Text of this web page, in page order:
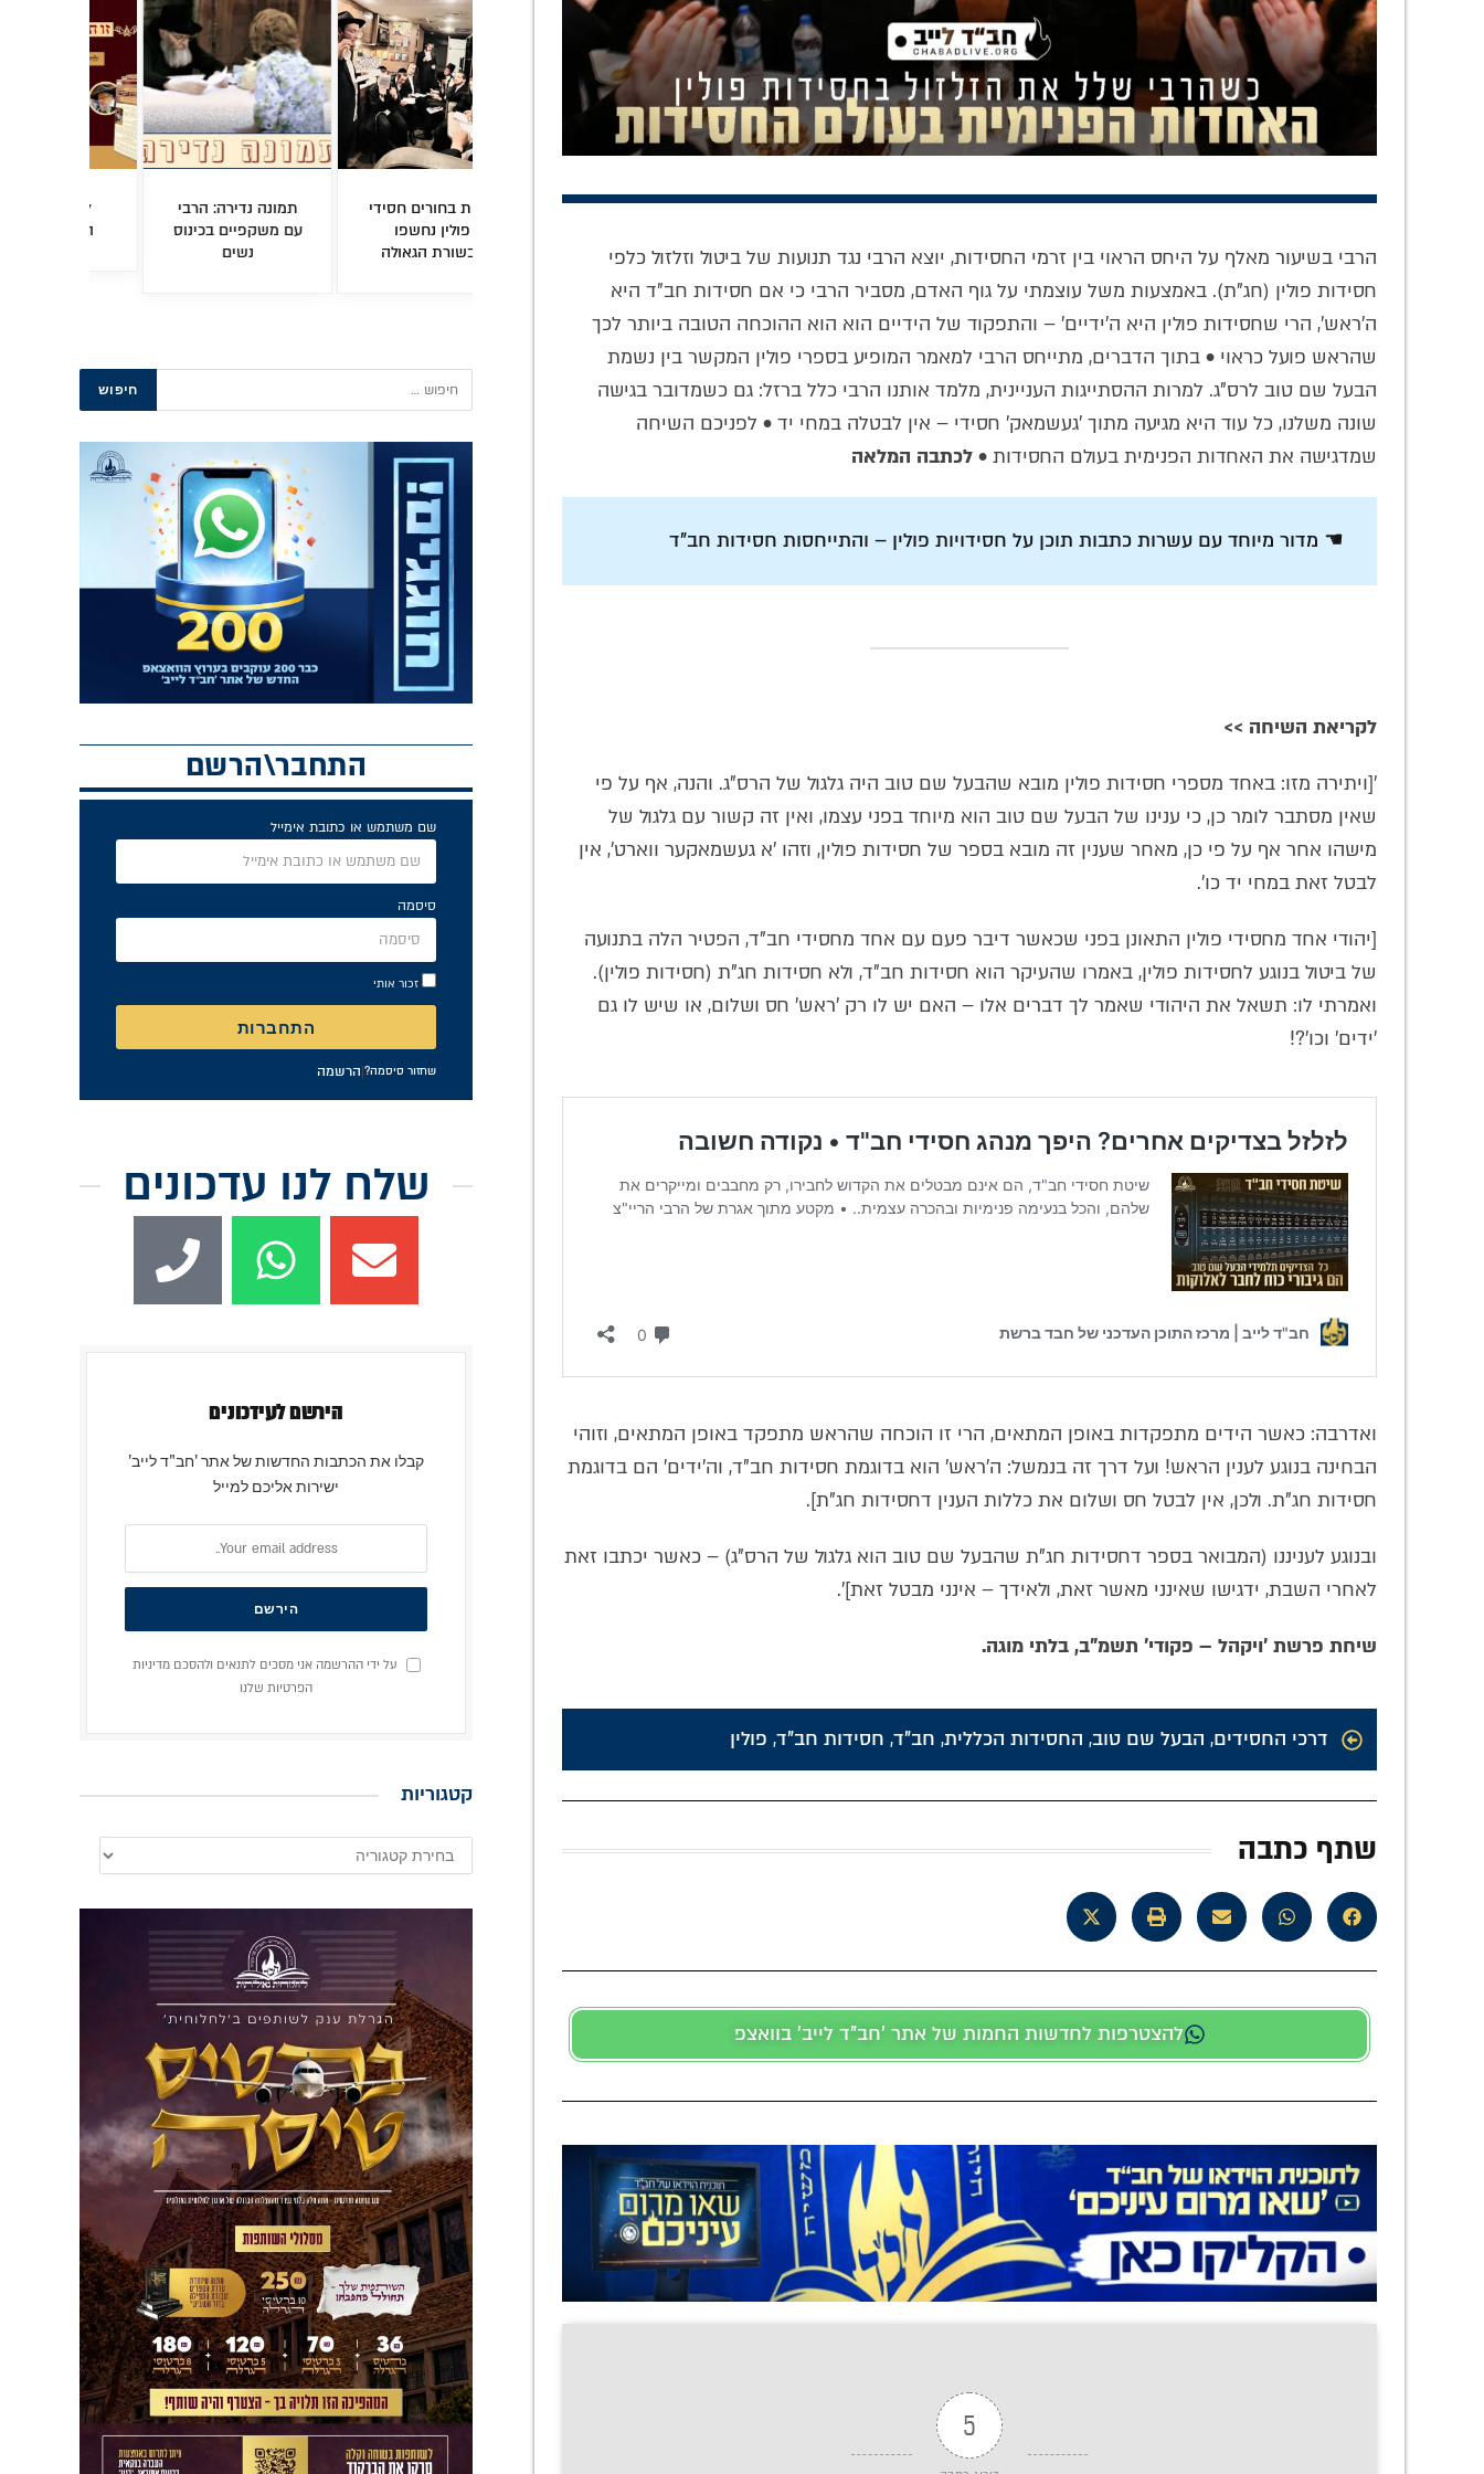
הרבי בשיעור מאלף על היחס הראוי בין זרמי החסידות, יוצא הרבי נגד תנועות של ביטול וזלזול כלפי
חסידות פולין (חג"ת). באמצעות משל עוצמתי על גוף האדם, מסביר הרבי כי אם חסידות חב"ד היא
ה'ראש', הרי שחסידות פולין היא ה'ידיים' – והתפקוד של הידיים הוא הוא ההוכחה הטובה ביותר לכך
שהראש פועל כראוי • בתוך הדברים, מתייחס הרבי למאמר המופיע בספרי פולין המקשר בין נשמת
הבעל שם טוב לרס"ג. למרות ההסתייגות העניינית, מלמד אותנו הרבי כלל ברזל: גם כשמדובר בגישה
שונה משלנו, כל עוד היא מגיעה מתוך 'געשמאק' חסידי – אין לבטלה במחי יד • לפניכם השיחה
שמדגישה את האחדות הפנימית בעולם החסידות • לכתבה המלאה
☚ מדור מיוחד עם עשרות כתבות תוכן על חסידויות פולין – והתייחסות חסידות חב"ד
לקריאת השיחה >>
'[ויתירה מזו: באחד מספרי חסידות פולין מובא שהבעל שם טוב היה גלגול של הרס"ג. והנה, אף על פי
שאין מסתבר לומר כן, כי ענינו של הבעל שם טוב הוא מיוחד בפני עצמו, ואין זה קשור עם גלגול של
מישהו אחר אף על פי כן, מאחר שענין זה מובא בספר של חסידות פולין, וזהו 'א געשמאקער ווארט', אין
לבטל זאת במחי יד כו'.
[יהודי אחד מחסידי פולין התאונן בפני שכאשר דיבר פעם עם אחד מחסידי חב"ד, הפטיר הלה בתנועה
של ביטול בנוגע לחסידות פולין, באמרו שהעיקר הוא חסידות חב"ד, ולא חסידות חג"ת (חסידות פולין).
ואמרתי לו: תשאל את היהודי שאמר לך דברים אלו – האם יש לו רק 'ראש' חס ושלום, או שיש לו גם
'ידים' וכו'?!
ואדרבה: כאשר הידים מתפקדות באופן המתאים, הרי זו הוכחה שהראש מתפקד באופן המתאים, וזוהי
הבחינה בנוגע לענין הראש! ועל דרך זה בנמשל: ה'ראש' הוא בדוגמת חסידות חב"ד, וה'ידים' הם בדוגמת
חסידות חג"ת. ולכן, אין לבטל חס ושלום את כללות הענין דחסידות חג"ת].
ובנוגע לעניננו (המבואר בספר דחסידות חג"ת שהבעל שם טוב הוא גלגול של הרס"ג) – כאשר יכתבו זאת
לאחרי השבת, ידגישו שאינני מאשר זאת, ולאידך – אינני מבטל זאת]'.
שיחת פרשת 'ויקהל – פקודי' תשמ"ב, בלתי מוגה.
דרכי החסידים, הבעל שם טוב, החסידות הכללית, חב"ד, חסידות חב"ד, פולין
שתף כתבה
להצטרפות לחדשות החמות של אתר 'חב"ד לייב' בוואצפ
5
מרתק: איזו תפילה
'בעד שלום
'עלי הזכות להציע
ביאור בהיר בתורת
'צריך להיות חריף
על הספר 'יהדות
נחשפה: הקלטה
הריי"צ מנגן
מאות בחורים חסידי
לבשורת הגאולה
תמונה נדירה: הרבי
עם משקפיים בכינוס
נשים
להורדה: הגיליון
החסידי השבועי
התחבר\הרשם
שם משתמש או כתובת אימייל
סיסמה
זכור אותי
התחברות
שחזור סיסמה?|הרשמה
שלח לנו עדכונים
הירשם לעידכונים
קבלו את הכתבות החדשות של אתר 'חב"ד לייב'
ישירות אליכם למייל
על ידי ההרשמה אני מסכים לתנאים ולהסכם מדיניות
הפרטיות שלנו
קטגוריות